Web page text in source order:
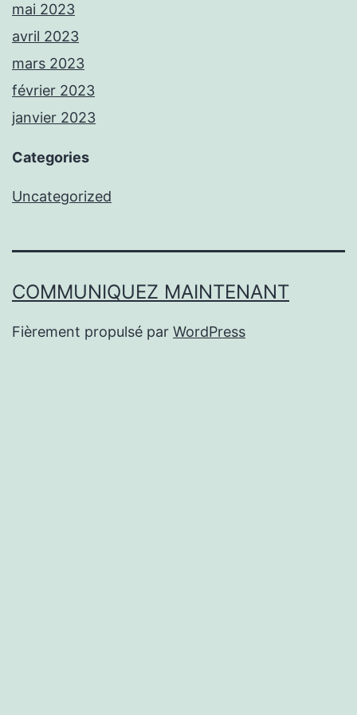
mai 2023
avril 2023
mars 2023
février 2023
janvier 2023
Categories
Uncategorized
COMMUNIQUEZ MAINTENANT
Fièrement propulsé par WordPress